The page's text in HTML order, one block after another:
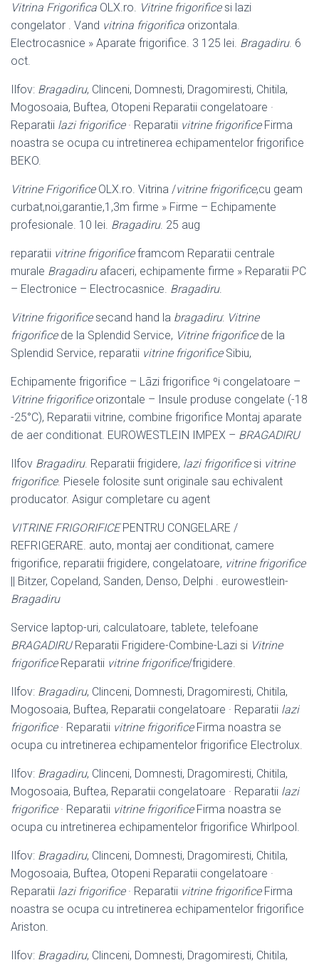
Vitrina Frigorifica OLX.ro. Vitrine frigorificesi lazi
congelator . Vand vitrina frigorifica orizontala.
Electrocasnice » Aparate frigorifice. 3 125 lei. Bragadiru. 6
oct.
Ilfov: Bragadiru, Clinceni, Domnesti, Dragomiresti, Chitila,
Mogosoaia, Buftea, Otopeni Reparatii congelatoare ·
Reparatii lazi frigorifice· Reparatii vitrine frigorificeFirma
noastra se ocupa cu intretinerea echipamentelor frigorifice
BEKO.
Vitrine FrigorificeOLX.ro. Vitrina /vitrine frigorifice,cu geam
curbat,noi,garantie,1,3m firme » Firme – Echipamente
profesionale. 10 lei. Bragadiru. 25 aug
reparatii vitrine frigorificeframcom Reparatii centrale
murale Bragadiruafaceri, echipamente firme » Reparatii PC
– Electronice – Electrocasnice. Bragadiru.
Vitrine frigorificesecand hand la bragadiru: Vitrine
frigorificede la Splendid Service, Vitrine frigorificede la
Splendid Service, reparatii vitrine frigorificeSibiu,
Echipamente frigorifice – Lãzi frigorifice ºi congelatoare –
Vitrine frigorificeorizontale – Insule produse congelate (-18
-25°C), Reparatii vitrine, combine frigorifice Montaj aparate
de aer conditionat. EUROWESTLEIN IMPEX – BRAGADIRU
Ilfov Bragadiru. Reparatii frigidere, lazi frigorificesi vitrine
frigorifice. Piesele folosite sunt originale sau echivalent
producator. Asigur completare cu agent
VITRINE FRIGORIFICEPENTRU CONGELARE /
REFRIGERARE. auto, montaj aer conditionat, camere
frigorifice, reparatii frigidere, congelatoare, vitrine frigorifice
|| Bitzer, Copeland, Sanden, Denso, Delphi . eurowestlein-
Bragadiru
Service laptop-uri, calculatoare, tablete, telefoane
BRAGADIRUReparatii Frigidere-Combine-Lazi si Vitrine
frigorificeReparatii vitrine frigorifice/frigidere.
Ilfov: Bragadiru, Clinceni, Domnesti, Dragomiresti, Chitila,
Mogosoaia, Buftea, Reparatii congelatoare · Reparatii lazi
frigorifice· Reparatii vitrine frigorificeFirma noastra se
ocupa cu intretinerea echipamentelor frigorifice Electrolux.
Ilfov: Bragadiru, Clinceni, Domnesti, Dragomiresti, Chitila,
Mogosoaia, Buftea, Reparatii congelatoare · Reparatii lazi
frigorifice· Reparatii vitrine frigorificeFirma noastra se
ocupa cu intretinerea echipamentelor frigorifice Whirlpool.
Ilfov: Bragadiru, Clinceni, Domnesti, Dragomiresti, Chitila,
Mogosoaia, Buftea, Otopeni Reparatii congelatoare ·
Reparatii lazi frigorifice· Reparatii vitrine frigorificeFirma
noastra se ocupa cu intretinerea echipamentelor frigorifice
Ariston.
Ilfov: Bragadiru, Clinceni, Domnesti, Dragomiresti, Chitila,